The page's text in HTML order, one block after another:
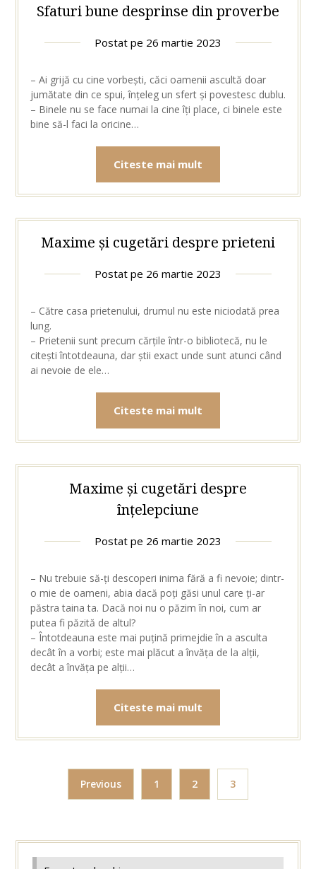
Sfaturi bune desprinse din proverbe
Postat pe 26 martie 2023
– Ai grijă cu cine vorbești, căci oamenii ascultă doar
jumătate din ce spui, înțeleg un sfert și povestesc dublu.
– Binele nu se face numai la cine îți place, ci binele este
bine să-l faci la oricine…
Citeste mai mult
Maxime și cugetări despre prieteni
Postat pe 26 martie 2023
– Către casa prietenului, drumul nu este niciodată prea
lung.
– Prietenii sunt precum cărțile într-o bibliotecă, nu le
citești întotdeauna, dar știi exact unde sunt atunci când
ai nevoie de ele…
Citeste mai mult
Maxime și cugetări despre
înțelepciune
Postat pe 26 martie 2023
– Nu trebuie să-ți descoperi inima fără a fi nevoie; dintr-
o mie de oameni, abia dacă poți găsi unul care ți-ar
păstra taina ta. Dacă noi nu o păzim în noi, cum ar
putea fi păzită de altul?
– Întotdeauna este mai puțină primejdie în a asculta
decât în a vorbi; este mai plăcut a învăța de la alții,
decât a învăța pe alții…
Citeste mai mult
Previous 1 2 3